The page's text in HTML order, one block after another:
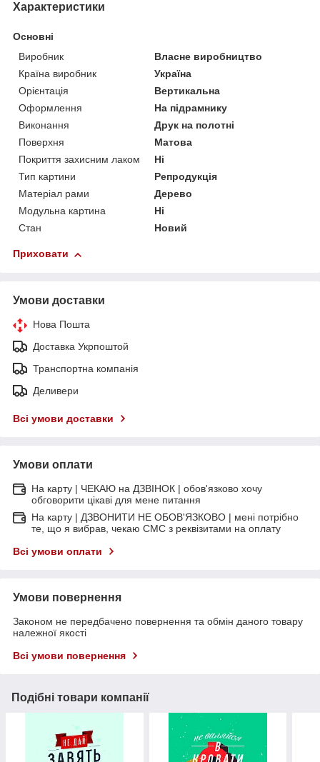
Характеристики
Основні
Виробник
Власне виробництво
Країна виробник
Україна
Орієнтація
Вертикальна
Оформлення
На підрамнику
Виконання
Друк на полотні
Поверхня
Матова
Покриття захисним лаком
Ні
Тип картини
Репродукція
Матеріал рами
Дерево
Модульна картина
Ні
Стан
Новий
Приховати
Умови доставки
Нова Пошта
Доставка Укрпоштой
Транспортна компанія
Деливери
Всі умови доставки
Умови оплати
На карту | ЧЕКАЮ на ДЗВІНОК | обов'язково хочу
обговорити цікаві для мене питання
На карту | ДЗВОНИТИ НЕ ОБОВ'ЯЗКОВО | мені потрібно
те, що я вибрав, чекаю СМС з реквізитами на оплату
Всі умови оплати
Умови повернення
Законом не передбачено повернення та обмін даного товару
належної якості
Всі умови повернення
Подібні товари компанії